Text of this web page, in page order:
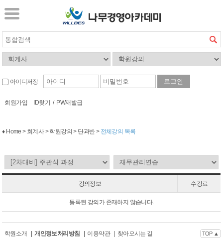
아이디저장
회원가입 ID찾기 / PW재발급
♦ Home > 회계사 > 학원강의 > 단과반 > 전체강의 목록
강의정보 수강료
등록된 강의가 존재하지 않습니다.
학원소개 개인정보처리방침 이용약관 찾아오시는 길 TOP ▲